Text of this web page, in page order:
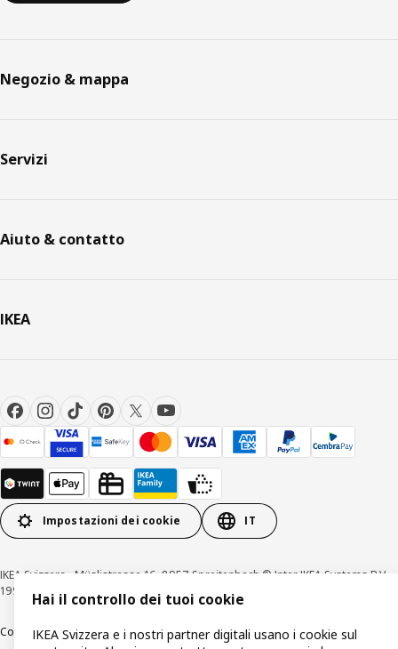
Negozio & mappa
Servizi
Aiuto & contatto
IKEA
Impostazioni dei cookie IT
IKEA Svizzera - Müslistrasse 16, 8957 Spreitenbach © Inter IKEA Systems B.V
1999-2026
Colofone / Dichiarazione di protezione datiCookiesDivulgazione responsabile
Hai il controllo dei tuoi cookie
IKEA Svizzera e i nostri partner digitali usano i cookie sul